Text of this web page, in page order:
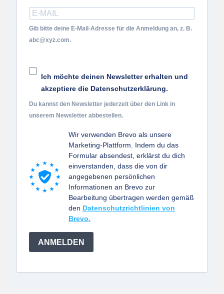
Gib bitte deine E-Mail-Adresse für die Anmeldung an, z. B.
abc@xyz.com.
Ich möchte deinen Newsletter erhalten und
akzeptiere die Datenschutzerklärung.
Du kannst den Newsletter jederzeit über den Link in
unserem Newsletter abbestellen.
Wir verwenden Brevo als unsere
Marketing-Plattform. Indem du das
Formular absendest, erklärst du dich
einverstanden, dass die von dir
angegebenen persönlichen
Informationen an Brevo zur
Bearbeitung übertragen werden gemäß
den Datenschutzrichtlinien von
Brevo.
ANMELDEN